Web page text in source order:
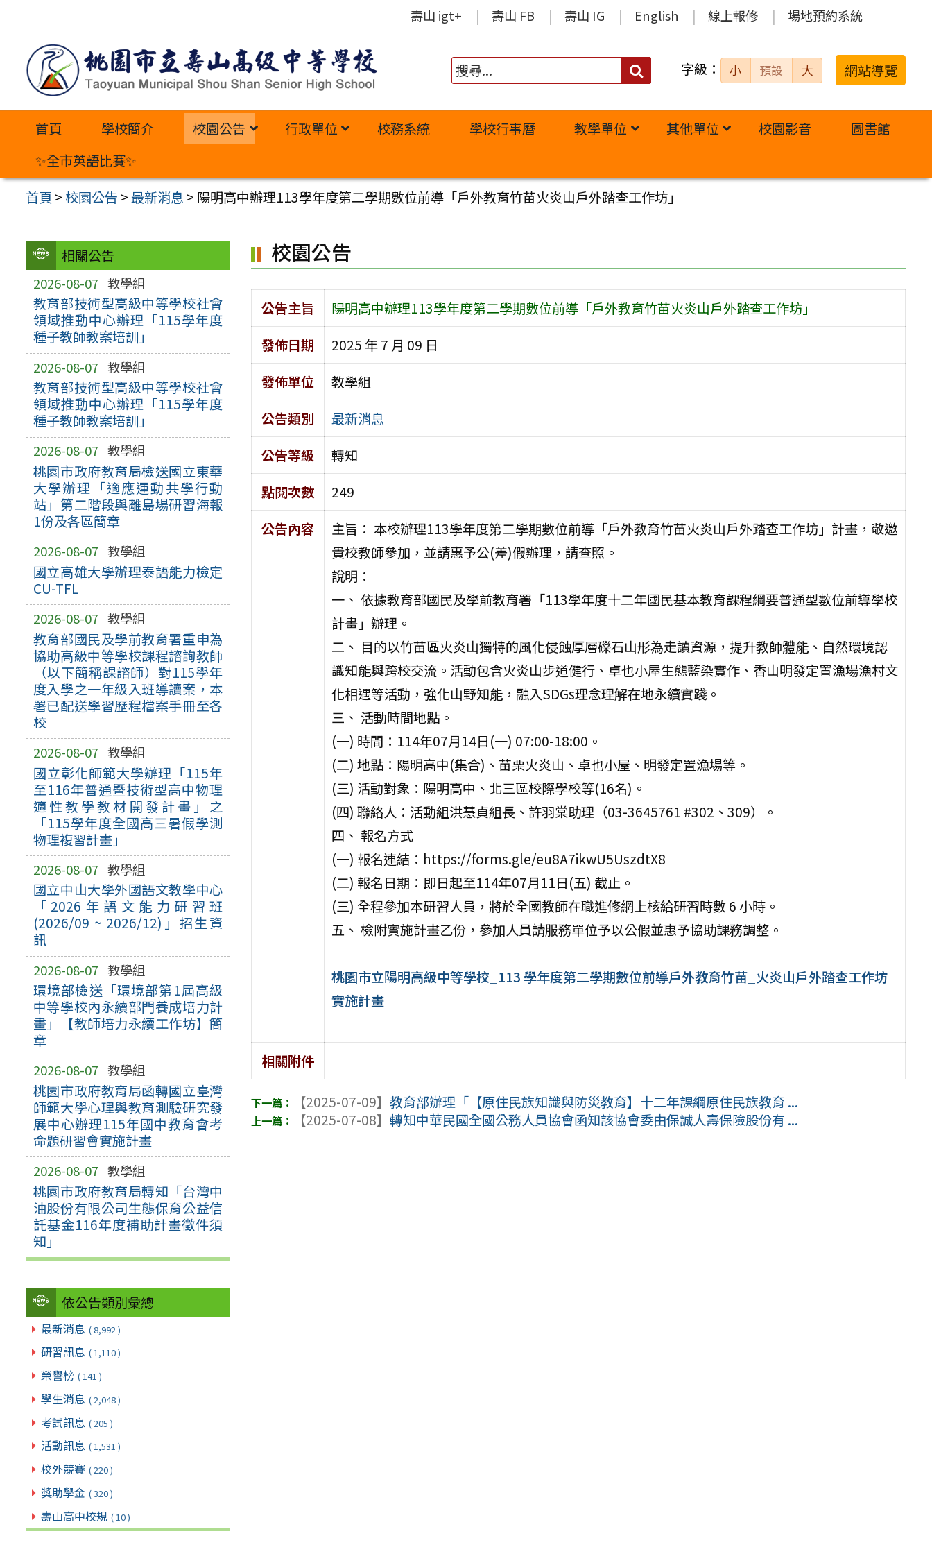
內
壽山 igt+ 壽山 FB 壽山 IG English 線上報修 場地預約系統
搜
字級： 小 預設 大 網站導覽
首頁 學校簡介 校園公告 行政單位 校務系統 學校行事曆 教學單位 其他單位 校園影音
圖書館
✨全市英語比賽✨
首頁 >校園公告 >最新消息 > 陽明高中辦理113學年度第二學期數位前導「戶外教育竹苗火炎山戶外踏查工作坊」
相關公告
2026-08-07 教學組
教育部技術型高級中等學校社會
領域推動中心辦理「115學年度
種子教師教案培訓」
2026-08-07 教學組
教育部技術型高級中等學校社會
領域推動中心辦理「115學年度
種子教師教案培訓」
2026-08-07 教學組
桃園市政府教育局檢送國立東華
大學辦理「適應運動共學行動
站」第二階段與離島場研習海報
1份及各區簡章
2026-08-07 教學組
國立高雄大學辦理泰語能力檢定
CU-TFL
2026-08-07 教學組
教育部國民及學前教育署重申為
協助高級中等學校課程諮詢教師
（以下簡稱課諮師）對115學年
度入學之一年級入班導讀案，本
署已配送學習歷程檔案手冊至各
校
2026-08-07 教學組
國立彰化師範大學辦理「115年
至116年普通暨技術型高中物理
適性教學教材開發計畫」之
「115學年度全國高三暑假學測
物理複習計畫」
2026-08-07 教學組
國立中山大學外國語文教學中心
「2026年語文能力研習班
(2026/09 ~ 2026/12)」招生資
訊
2026-08-07 教學組
環境部檢送「環境部第1屆高級
中等學校內永續部門養成培力計
畫」【教師培力永續工作坊】簡
章
2026-08-07 教學組
桃園市政府教育局函轉國立臺灣
師範大學心理與教育測驗研究發
展中心辦理115年國中教育會考
命題研習會實施計畫
2026-08-07 教學組
桃園市政府教育局轉知「台灣中
油股份有限公司生態保育公益信
託基金116年度補助計畫徵件須
知」
依公告類別彙總
最新消息 ( 8,992 )
研習訊息 ( 1,110 )
榮譽榜 ( 141 )
學生消息 ( 2,048 )
考試訊息 ( 205 )
活動訊息 ( 1,531 )
校外競賽 ( 220 )
獎助學金 ( 320 )
壽山高中校規 ( 10 )
校園公告
公告主旨
陽明高中辦理113學年度第二學期數位前導「戶外教育竹苗火炎山戶外踏查工作坊」
發佈日期
2025 年 7 月 09 日
發佈單位
教學組
公告類別
最新消息
公告等級
轉知
點閱次數
249
公告內容
主旨： 本校辦理113學年度第二學期數位前導「戶外教育竹苗火炎山戶外踏查工作坊」計畫，敬邀
貴校教師參加，並請惠予公(差)假辦理，請查照。
說明：
一、 依據教育部國民及學前教育署「113學年度十二年國民基本教育課程綱要普通型數位前導學校
計畫」辦理。
二、 目的以竹苗區火炎山獨特的風化侵蝕厚層礫石山形為走讀資源，提升教師體能、自然環境認
識知能與跨校交流。活動包含火炎山步道健行、卓也小屋生態藍染實作、香山明發定置漁場漁村文
化相遇等活動，強化山野知能，融入SDGs理念理解在地永續實踐。
三、 活動時間地點。
(一) 時間：114年07月14日(一) 07:00-18:00。
(二) 地點：陽明高中(集合)、苗栗火炎山、卓也小屋、明發定置漁場等。
(三) 活動對象：陽明高中、北三區校際學校等(16名)。
(四) 聯絡人：活動組洪慧貞組長、許羽棠助理（03-3645761 #302、309）。
四、 報名方式
(一) 報名連結：https://forms.gle/eu8A7ikwU5UszdtX8
(二) 報名日期：即日起至114年07月11日(五) 截止。
(三) 全程參加本研習人員，將於全國教師在職進修網上核給研習時數 6 小時。
五、 檢附實施計畫乙份，參加人員請服務單位予以公假並惠予協助課務調整。
桃園市立陽明高級中等學校_113 學年度第二學期數位前導戶外教育竹苗_火炎山戶外踏查工作坊
實施計畫
相關附件
【2025-07-09】教育部辦理「【原住民族知識與防災教育】十二年課綱原住民族教育 ...
【2025-07-08】轉知中華民國全國公務人員協會函知該協會委由保誠人壽保險股份有 ...